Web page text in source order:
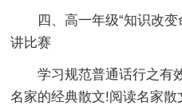
四、高一年级“知识改
讲比赛
学习规范普通话行之有
名家的经典散文!阅读名家